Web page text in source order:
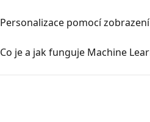
Personalizace pomocí
Co je a jak funguje Machine